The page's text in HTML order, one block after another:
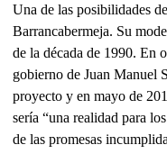
Una de las posibilidades
Barrancabermeja. Su
de la década de 1990. En
gobierno de Juan Manuel
proyecto y en mayo de
sería “una realidad para
de las promesas